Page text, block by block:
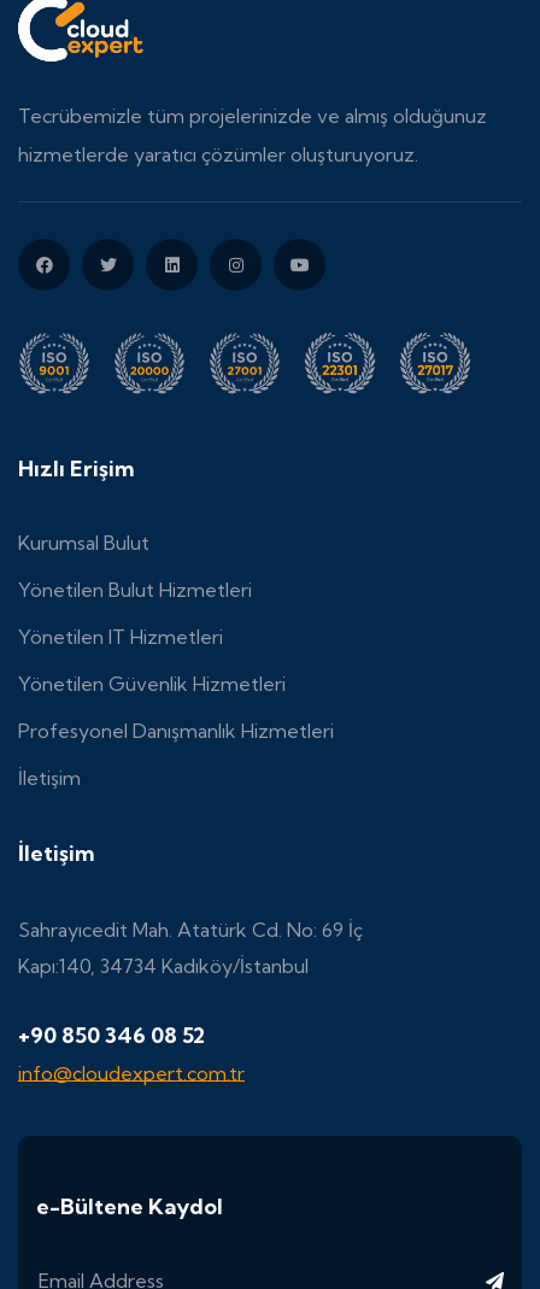
Tecrübemizle tüm projelerinizde ve almış olduğunuz
hizmetlerde yaratıcı çözümler oluşturuyoruz.
Hızlı Erişim
Kurumsal Bulut
Yönetilen Bulut Hizmetleri
Yönetilen IT Hizmetleri
Yönetilen Güvenlik Hizmetleri
Profesyonel Danışmanlık Hizmetleri
İletişim
İletişim
Sahrayıcedit Mah. Atatürk Cd. No: 69 İç
Kapı:140, 34734 Kadıköy/İstanbul
+90 850 346 08 52
info@cloudexpert.com.tr
e-Bültene Kaydol